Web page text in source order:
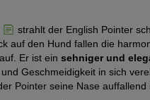
5
(4
5
(4
(2
strahlt der English Pointer
auf den Hund fallen die
Er ist ein sehniger und
Geschmeidigkeit in sich
Pointer seine Nase auffallend